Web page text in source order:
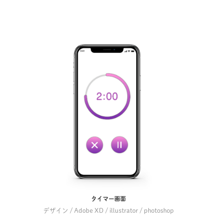
タイマー画面
デザイン / Adobe XD / illustrator / photoshop